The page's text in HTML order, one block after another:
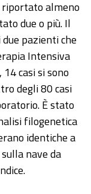
riportato almeno
due o più. Il
pazienti che
Intensiva
casi si sono
degli 80 casi
È stato
filogenetica
identiche a
nave da